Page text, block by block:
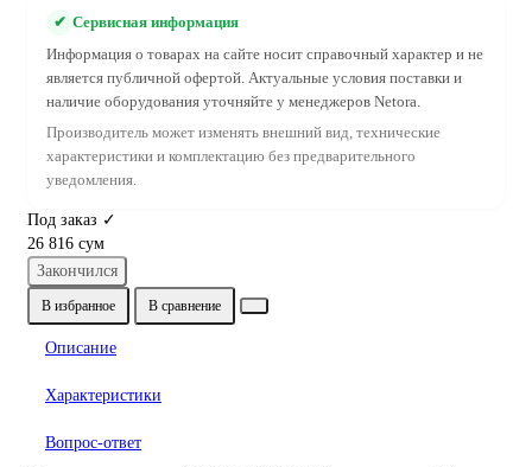
✔ Сервисная информация
Информация о товарах на сайте носит справочный характер и не
является публичной офертой. Актуальные условия поставки и
наличие оборудования уточняйте у менеджеров Netora.
Производитель может изменять внешний вид, технические
характеристики и комплектацию без предварительного
уведомления.
Под заказ ✓
26 816 сум
Закончился
В избранное В сравнение
Описание
Характеристики
Вопрос-ответ